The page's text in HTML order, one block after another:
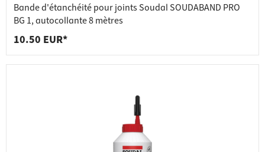
Bande d'étanchéité pour joints Soudal SOUDABAND PRO
BG 1, autocollante 8 mètres
10.50 EUR*